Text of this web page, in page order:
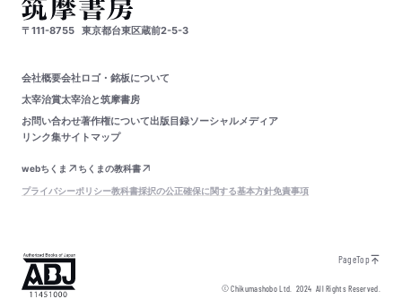
〒111-8755 東京都台東区蔵前2-5-3
会社概要会社ロゴ・銘板について
太宰治賞太宰治と筑摩書房
お問い合わせ著作権について出版目録ソーシャルメディア
リンク集サイトマップ
webちくま
ちくまの教科書
プライバシーポリシー教科書採択の公正確保に関する基本方針免責事項
PageTop
© Chikumashobo Ltd.2024 All Rights Reserved.